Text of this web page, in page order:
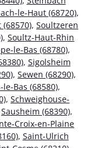
le-Haut (68720),
, Soultzeren
, Soultz-Haut-Rhin
le-Bas (68780),
, Sigolsheim
, Sewen (68290),
le-Bas (68580),
, Schweighouse-
Sausheim (68390),
Croix-en-Plaine
, Saint-Ulrich